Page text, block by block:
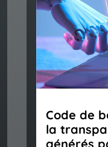
Code de
la
générés